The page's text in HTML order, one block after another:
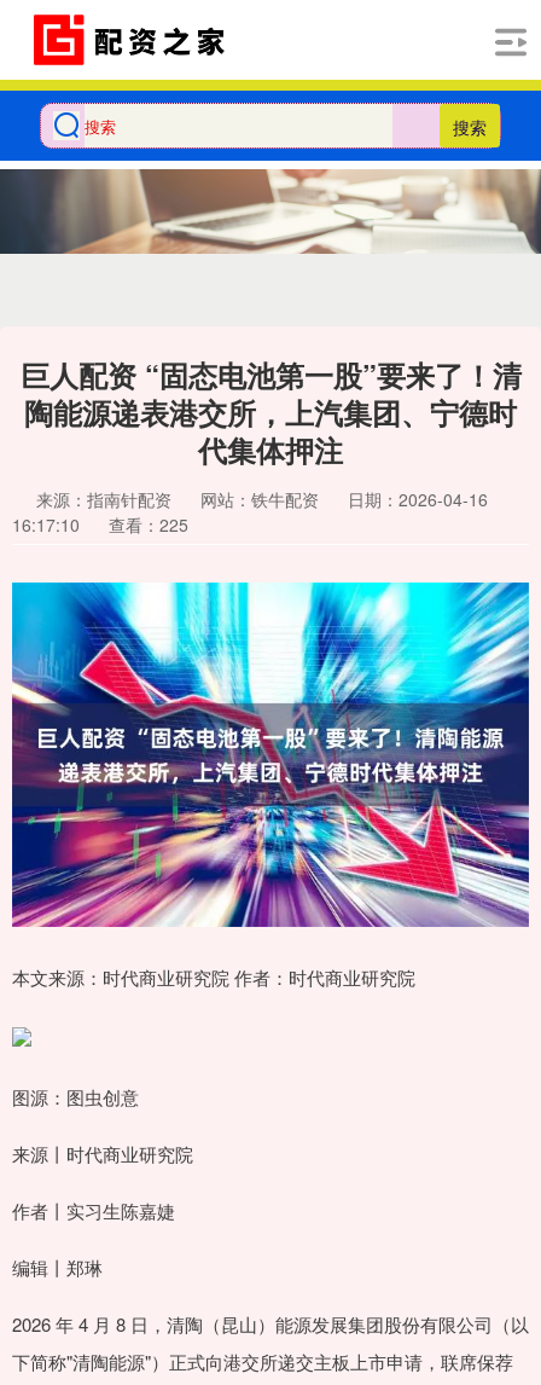
搜索
巨人配资 “固态电池第一股”要来了！清
陶能源递表港交所，上汽集团、宁德时
代集体押注
来源：指南针配资 网站：铁牛配资
日期：2026-04-16
16:17:10
查看：225
本文来源：时代商业研究院 作者：时代商业研究院
图源：图虫创意
来源丨时代商业研究院
作者丨实习生陈嘉婕
编辑丨郑琳
2026 年 4 月 8 日，清陶（昆山）能源发展集团股份有限公司（以
下简称"清陶能源"）正式向港交所递交主板上市申请，联席保荐